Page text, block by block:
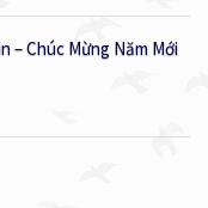
– Chúc Mừng Năm Mới